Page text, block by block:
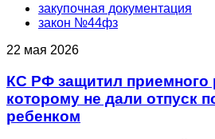
закупочная документация
закон №44фз
22 мая 2026
КС РФ защитил приемного
которому не дали отпуск
ребенком